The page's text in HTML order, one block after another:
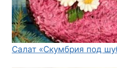
Салат «Скумбрия под